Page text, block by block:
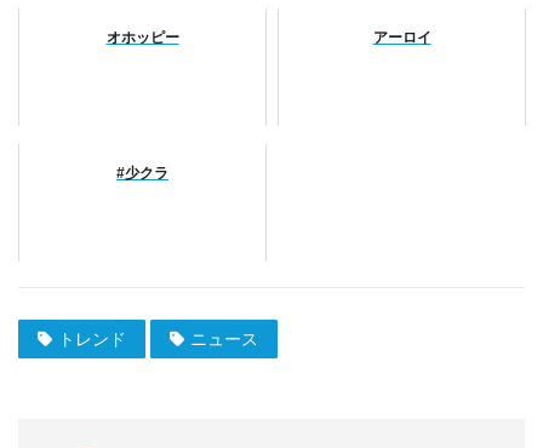
オホッピー アーロイ
#少クラ
トレンド ニュース